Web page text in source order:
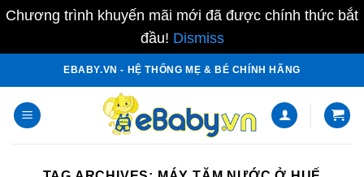
Chương trình khuyến mãi mới đã được chính thức bắt
đầu! Dismiss
content
EBABY.VN - HỆ THỐNG MẸ & BÉ CHÍNH HÃNG